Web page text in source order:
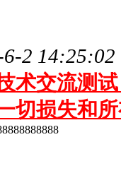
2 14:25:02
术交流测
切损失和